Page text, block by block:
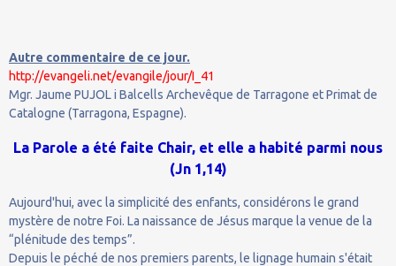
Autre commentaire de ce jour.
http://evangeli.net/evangile/jour/I_41
Mgr. Jaume PUJOL i Balcells Archevêque de Tarragone et Primat de
Catalogne (Tarragona, Espagne).
La Parole a été faite Chair, et elle a habité parmi nous
(Jn 1,14)
Aujourd'hui, avec la simplicité des enfants, considérons le grand
mystère de notre Foi. La naissance de Jésus marque la venue de la
“plénitude des temps”.
Depuis le péché de nos premiers parents, le lignage humain s'était